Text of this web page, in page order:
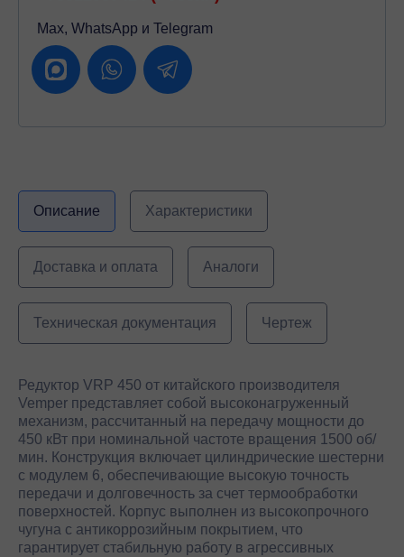
Max, WhatsApp и Telegram
Описание Характеристики
Доставка и оплата Аналоги
Техническая документация Чертеж
Редуктор VRP 450 от китайского производителя
Vemper представляет собой высоконагруженный
механизм, рассчитанный на передачу мощности до
450 кВт при номинальной частоте вращения 1500 об/
мин. Конструкция включает цилиндрические шестерни
с модулем 6, обеспечивающие высокую точность
передачи и долговечность за счет термообработки
поверхностей. Корпус выполнен из высокопрочного
чугуна с антикоррозийным покрытием, что
гарантирует стабильную работу в агрессивных